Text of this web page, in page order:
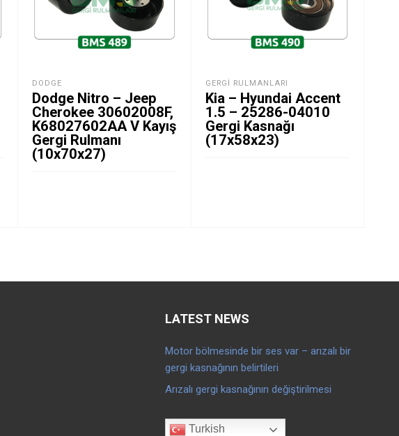
DODGE
Dodge Nitro – Jeep
Cherokee 30602008F,
K68027602AA V Kayış
Gergi Rulmanı
(10x70x27)
GERGI RULMANLARI
Kia – Hyundai Accent
1.5 – 25286-04010
Gergi Kasnağı
(17x58x23)
LATEST NEWS
Motor bölmesinde bir ses var – arızalı bir
gergi kasnağının belirtileri
Arızalı gergi kasnağının değiştirilmesi
Turkish